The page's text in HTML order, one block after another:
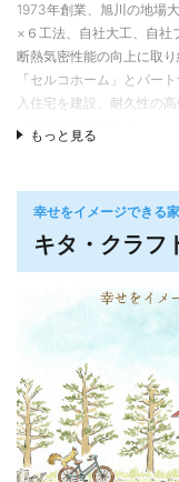
いる。長期優良住宅とは
を受けた住宅のことで、
を目指したものです。
例えば耐震性能は、数百
空間や小屋裏の点検口設
小山内建設の家づくりは
りのレイアウト、外観・
る”だが、小山内建設では
応している。地域に根差
忘れず、アフターケアに
1973年創業、旭川の地場
×６工法、自社大工、自社
断熱気密性能の向上に取
「セルコホーム」とパー
入住宅を建設。耐久性の
インにも定評がある。
ザイン、照明やクロス、
をはじめ、顧客の住まい
の紹介で安定経営を続け
自社プレカット工場
水平荷重や垂直荷重を床
ォー工法）を採用し、地
ナダ産木材を使用した
自社工場でプレカット加
る。
もっと見る
幸せをイメージできる
キタ・クラフ